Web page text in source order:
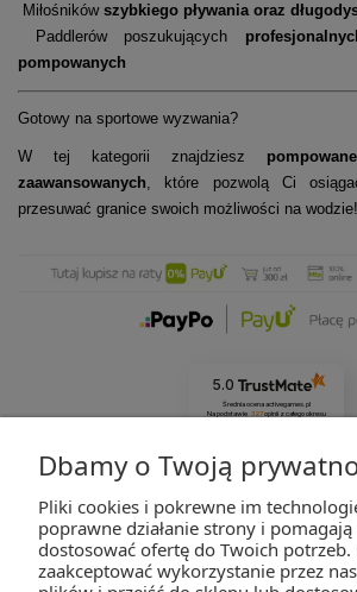
Miłośników szybkiego pływania oraz
Paddlerów poszukujących
pompowanych
Gotowy na sportowe wyzwania?
W tej kategorii znajdziesz
zaawansowanych , które pozwolą Ci
przesuwać granice swoich możliwości na wodzie!
5.0
Średnia ocena activegames.pl
Na podstawie 327opinii z całego okresu
ZAKUPY
POMOC
Dbamy o Twoją
Pliki cookies i pokrewne im
poprawne działanie strony i pomagają
dostosować ofertę do Twoich potrzeb.
zaakceptować wykorzystanie przez